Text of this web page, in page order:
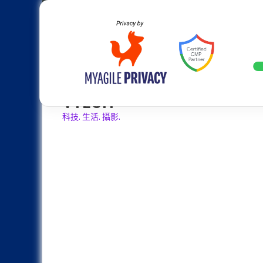
Skip
設計往旗艦機靠攏：Samsung
VTECH
科技. 生活. 攝影.